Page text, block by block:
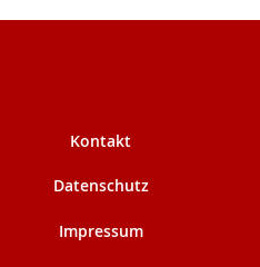
Kontakt
Datenschutz
Impressum